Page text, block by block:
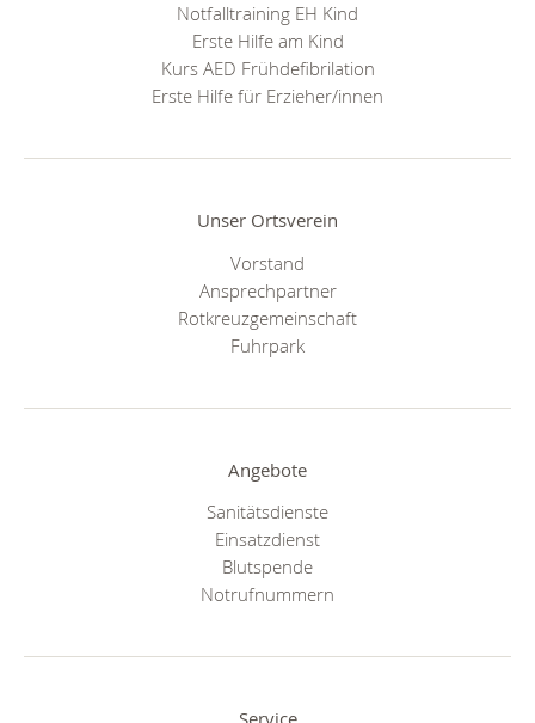
Notfalltraining EH Kind
Erste Hilfe am Kind
Kurs AED Frühdefibrilation
Erste Hilfe für Erzieher/innen
Unser Ortsverein
Vorstand
Ansprechpartner
Rotkreuzgemeinschaft
Fuhrpark
Angebote
Sanitätsdienste
Einsatzdienst
Blutspende
Notrufnummern